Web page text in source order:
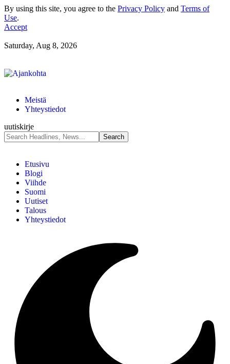
By using this site, you agree to the Privacy Policy and Terms of
Use.
Accept
Saturday, Aug 8, 2026
Meistä
Yhteystiedot
uutiskirje
Etusivu
Blogi
Viihde
Suomi
Uutiset
Talous
Yhteystiedot